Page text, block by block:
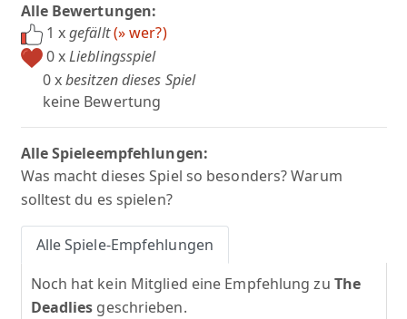
Alle Bewertungen:
1 xgefällt(» wer?)
0 xLieblingsspiel
0 xbesitzen dieses Spiel
keine Bewertung
Alle Spieleempfehlungen:
Was macht dieses Spiel so besonders? Warum
solltest du es spielen?
Alle Spiele-Empfehlungen
Noch hat kein Mitglied eine Empfehlung zu The
Deadlies geschrieben.